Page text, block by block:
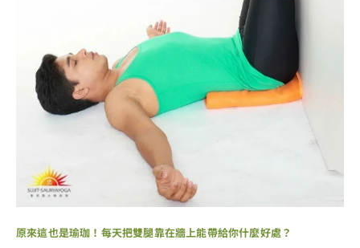
原來這也是瑜珈！每天把雙腿靠在牆上能帶給你什麼好處？